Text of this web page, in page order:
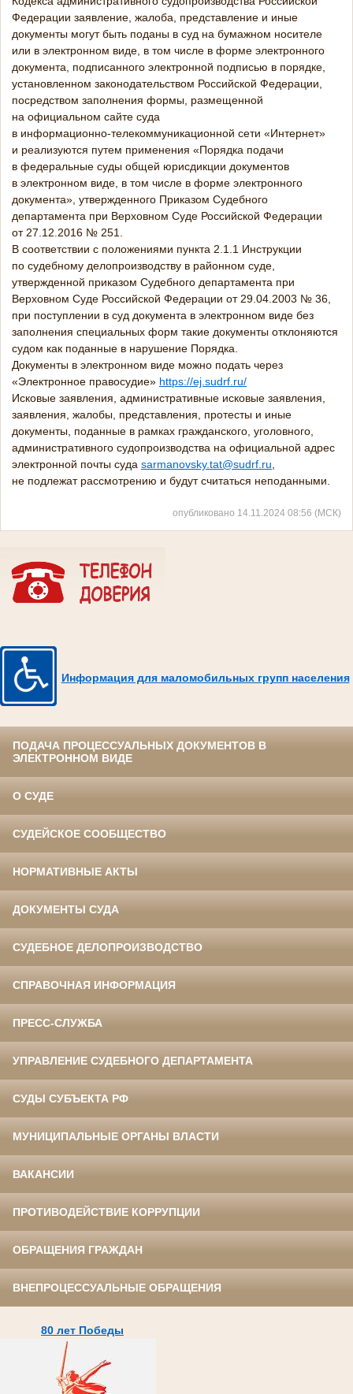
Федерации заявление, жалоба, представление и иные
документы могут быть поданы в суд на бумажном носителе
или в электронном виде, в том числе в форме электронного
документа, подписанного электронной подписью в порядке,
установленном законодательством Российской Федерации,
посредством заполнения формы, размещенной
на официальном сайте суда
в информационно-телекоммуникационной сети «Интернет»
и реализуются путем применения «Порядка подачи
в федеральные суды общей юрисдикции документов
в электронном виде, в том числе в форме электронного
документа», утвержденного Приказом Судебного
департамента при Верховном Суде Российской Федерации
от 27.12.2016 № 251.
В соответствии с положениями пункта 2.1.1 Инструкции
по судебному делопроизводству в районном суде,
утвержденной приказом Судебного департамента при
Верховном Суде Российской Федерации от 29.04.2003 № 36,
при поступлении в суд документа в электронном виде без
заполнения специальных форм такие документы отклоняются
судом как поданные в нарушение Порядка.
Документы в электронном виде можно подать через
«Электронное правосудие» https://ej.sudrf.ru/
Исковые заявления, административные исковые заявления,
заявления, жалобы, представления, протесты и иные
документы, поданные в рамках гражданского, уголовного,
административного судопроизводства на официальной адрес
электронной почты суда sarmanovsky.tat@sudrf.ru
не подлежат рассмотрению и будут считаться неподанными.
опубликовано 14.11.2024 08:56 (МСК)
Информация для маломобильных групп населения
ПОДАЧА ПРОЦЕССУАЛЬНЫХ ДОКУМЕНТОВ В
ЭЛЕКТРОННОМ ВИДЕ
О СУДЕ
СУДЕЙСКОЕ СООБЩЕСТВО
НОРМАТИВНЫЕ АКТЫ
ДОКУМЕНТЫ СУДА
СУДЕБНОЕ ДЕЛОПРОИЗВОДСТВО
СПРАВОЧНАЯ ИНФОРМАЦИЯ
ПРЕСС-СЛУЖБА
УПРАВЛЕНИЕ СУДЕБНОГО ДЕПАРТАМЕНТА
СУДЫ СУБЪЕКТА РФ
МУНИЦИПАЛЬНЫЕ ОРГАНЫ ВЛАСТИ
ВАКАНСИИ
ПРОТИВОДЕЙСТВИЕ КОРРУПЦИИ
ОБРАЩЕНИЯ ГРАЖДАН
ВНЕПРОЦЕССУАЛЬНЫЕ ОБРАЩЕНИЯ
80 лет Победы